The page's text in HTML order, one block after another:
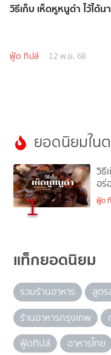
วิธีเก็บ เห็ดหูหนูดำ ไว้ได้
ฟู้ด ทิปส์ 12 พ.ย. 68
ยอดนิยมใน
1
วิธี
อร่
ฟู้ด
แท็กยอดนิยม
รวมร้านอาหาร สูตร
ร้านอาหารกรุงเทพ
ฟู้ดทิปส์
อาหารไทย